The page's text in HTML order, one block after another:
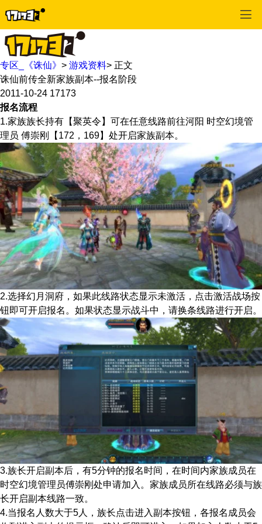
专区_《诛仙》 > 游戏资料> 正文
诛仙前传全新家族副本--报名阶段
2011-10-24 17173
报名流程
1.家族族长持有【聚英令】可在任意线路前往河阳 时空幻境管
理员 傅崇刚【172，169】处开启家族副本。
2.选择幻月洞府，如果此线路状态显示未激活，点击激活战场按
钮即可开启报名。如果状态显示战斗中，请换条线路进行开启。
3.族长开启副本后，有5分钟的报名时间，在时间内家族成员在
时空幻境管理员傅崇刚处申请加入。家族成员所在线路必须与族
长开启副本线路一致。
4.当报名人数大于5人，族长点击进入副本按钮，各报名成员会